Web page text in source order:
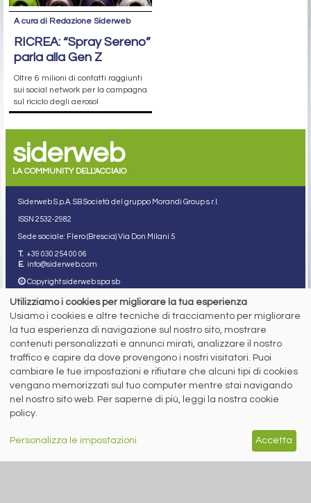
A cura di Redazione Siderweb
RICREA: “Spray Sereno”
parla alla Gen Z
Oltre 6 milioni di contatti raggiunti
sui social network per la campagna
sul riciclo degli aerosol
siderweb
LA COMMUNITY DELL'ACCIAIO
Siderweb S.p.A. SB Società del gruppo Morandi Group s.r.l.
ISSN 2532-2982
Sede sociale: Flero (Brescia) Via Don Milani 5
T. +39 030 254 00 06
E. info@siderweb.com
Copyright siderweb spa sb
Privacy policy
Digital Services Act Policy
MENU
MERCATI
SERVIZI
ABBONAMENTI
SEGUICI SUI NOSTRI
SOCIAL NETWORK
Utilizziamo i cookies per migliorare la tua esperienza
Usiamo i cookies e altre tecniche di tracciamento per migliorare
la tua esperienza di navigazione sul nostro sito, mostrare
contenuti personalizzati e annunci mirati, analizzare il nostro
traffico e capire da dove provengono i nostri visitatori. Puoi
cambiare le tue impostazioni e rifiutare che alcuni tipi di cookies
vengano memorizzati sul tuo computer mentre stai navigando
nel nostro sito web. Per saperne di più, leggi la nostra cookie
policy.
Personalizza le impostazioni Accetta